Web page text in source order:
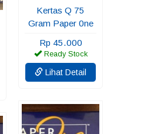
Kertas Q 75
Gram Paper 0ne
Rp 45.000
Ready Stock
Lihat Detail